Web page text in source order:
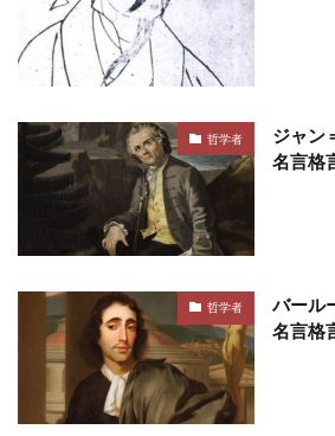
哲学者
ジャン
名言格
哲学者
バール
名言格